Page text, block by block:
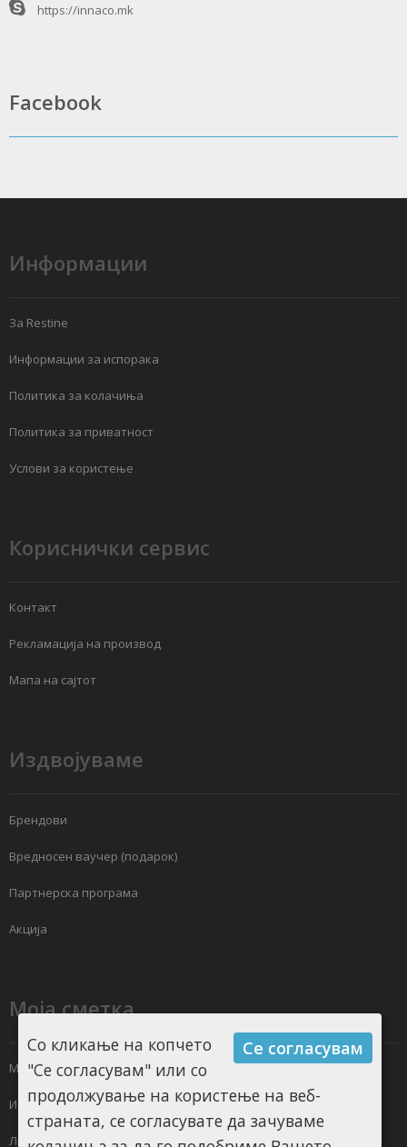
https://innaco.mk
Facebook
Информации
За Restine
Информации за испорака
Политика за колачиња
Политика за приватност
Услови за користење
Кориснички сервис
Контакт
Рекламација на производ
Мапа на сајтот
Издвојуваме
Брендови
Вредносен ваучер (подарок)
Партнерска програма
Акција
Моја сметка
Моја сметка
Историја на нарачки
Листа на желби
Се согласувам
Со кликање на копчето
"Се согласувам" или со
продолжување на користење на веб-
страната, се согласувате да зачуваме